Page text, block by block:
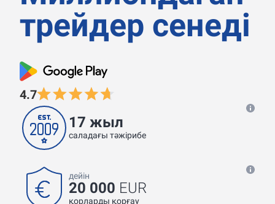
трейдер сенеді
4.7
17 жыл
саладағы тәжірибе
дейін
20 000 EUR
қорларды қорғау